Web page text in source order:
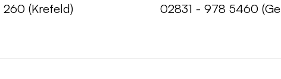
(Krefeld) 02831 - 978 5460